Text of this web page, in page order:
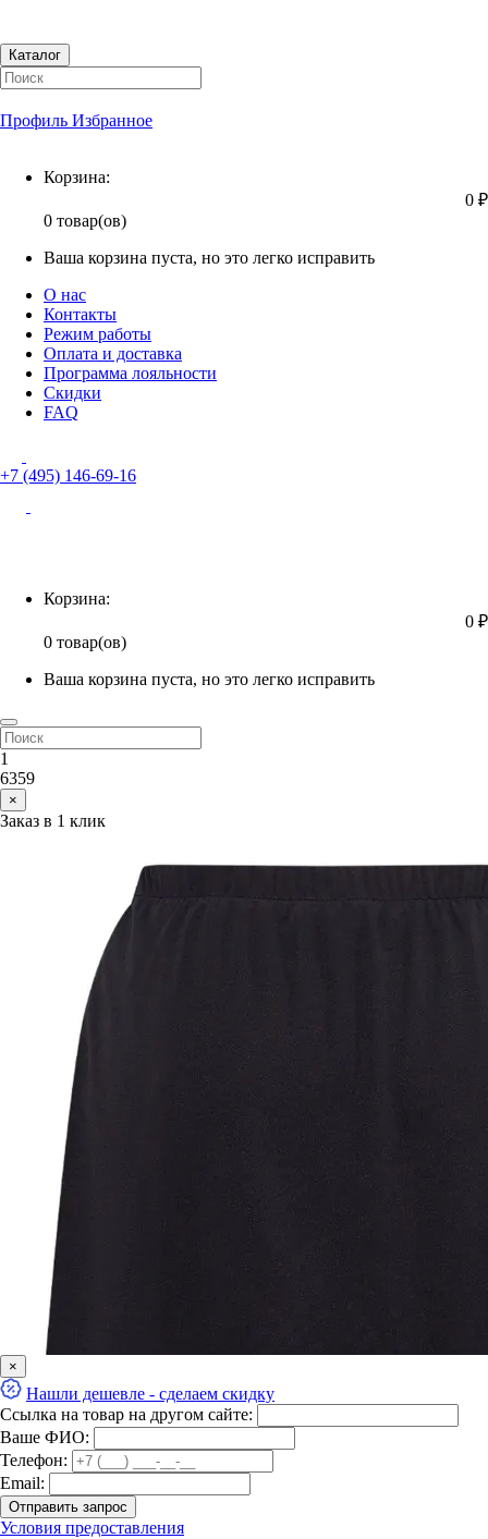
Каталог
Профиль Избранное
Корзина:
0 ₽
0 товар(ов)
Ваша корзина пуста, но это легко исправить
О нас
Контакты
Режим работы
Оплата и доставка
Программа лояльности
Скидки
FAQ
+7 (495) 146-69-16
Корзина:
0 ₽
0 товар(ов)
Ваша корзина пуста, но это легко исправить
1
6359
×
Заказ в 1 клик
Юбка Kumpoo KP-421 (Black)
×
Нашли дешевле - сделаем скидку
Ссылка на товар на другом сайте:
Ваше ФИО:
Телефон:
Email:
Отправить запрос
Условия предоставления